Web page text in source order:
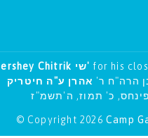
Hershey Chitrik שי' for his
הרה"ח ר' אהרן ע"ה חיטריק
כ' תמוז, ה'תשמ"ז
© Copyright 2026 Camp